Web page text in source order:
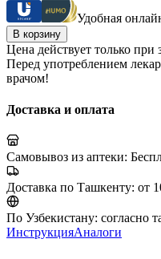
Удобная
В корзину
Цена действует только при
Перед употреблением
врачом!
Доставка и оплата
Самовывоз из аптеки:
Доставка по Ташкенту: от
По Узбекистану: согласно
ИнструкцияАналоги